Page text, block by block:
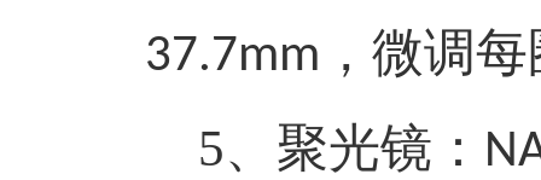
37.7mm ，微调
5、聚光镜：